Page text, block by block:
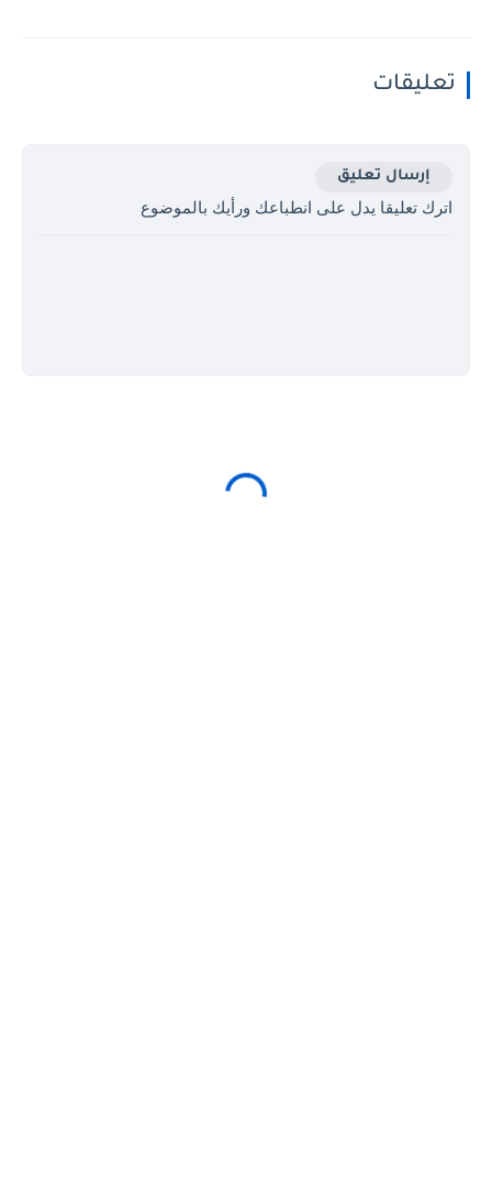
تعليقات
إرسال تعليق
اترك تعليقا يدل على انطباعك ورأيك بالموضوع